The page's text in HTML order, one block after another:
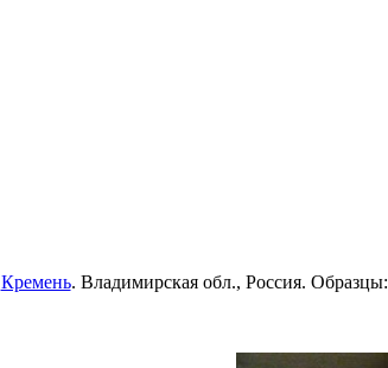
Кремень. Владимирская обл., Россия. Образцы: